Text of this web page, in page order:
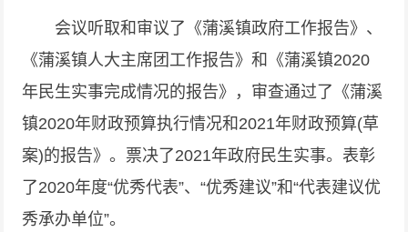
会议听取和审议了《蒲溪镇政府工作报告》、
《蒲溪镇人大主席团工作报告》和《蒲溪镇2020
年民生实事完成情况的报告》，审查通过了《蒲溪
镇2020年财政预算执行情况和2021年财政预算(草
案)的报告》。票决了2021年政府民生实事。表彰
了2020年度“优秀代表”、“优秀建议”和“代表建议优
秀承办单位”。